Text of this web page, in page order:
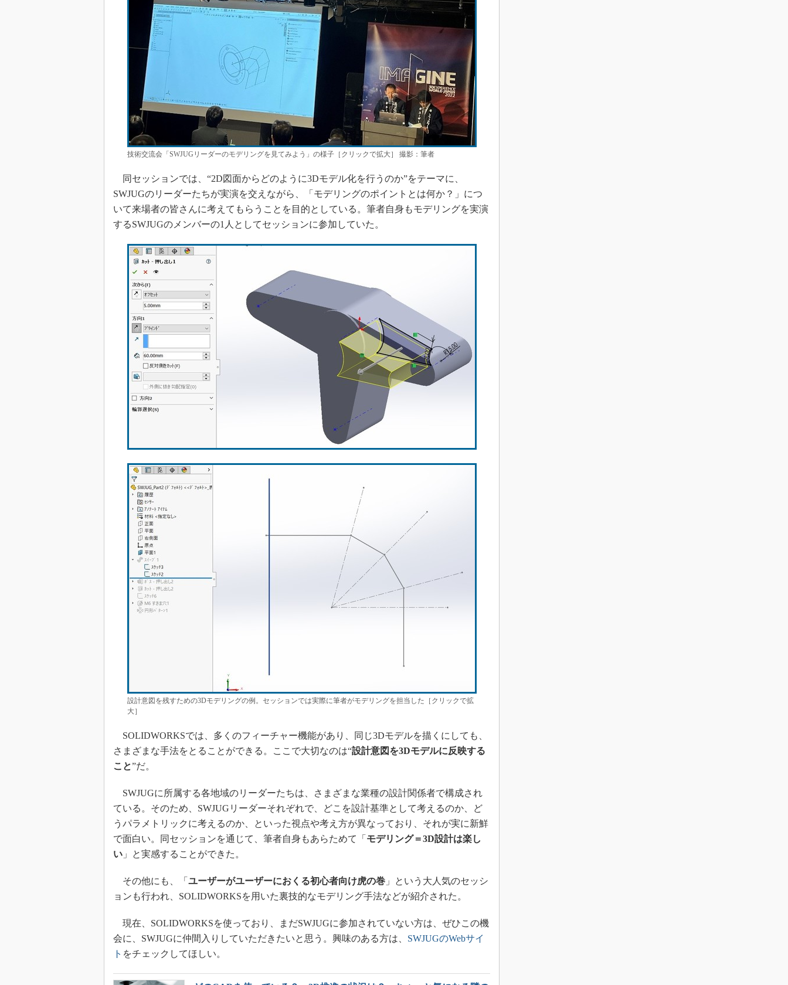
技術交流会「SWJUGリーダーのモデリングを見てみよう」の様子［クリックで拡大］ 撮影：筆者
同セッションでは、“2D図面からどのように3Dモデル化を行うのか”をテーマに、
SWJUGのリーダーたちが実演を交えながら、「モデリングのポイントとは何か？」につ
いて来場者の皆さんに考えてもらうことを目的としている。筆者自身もモデリングを実演
するSWJUGのメンバーの1人としてセッションに参加していた。
設計意図を残すための3Dモデリングの例。セッションでは実際に筆者がモデリングを担当した［クリックで拡
大］
SOLIDWORKSでは、多くのフィーチャー機能があり、同じ3Dモデルを描くにしても、
さまざまな手法をとることができる。ここで大切なのは“設計意図を3Dモデルに反映する
こと”だ。
SWJUGに所属する各地域のリーダーたちは、さまざまな業種の設計関係者で構成され
ている。そのため、SWJUGリーダーそれぞれで、どこを設計基準として考えるのか、ど
うパラメトリックに考えるのか、といった視点や考え方が異なっており、それが実に新鮮
で面白い。同セッションを通じて、筆者自身もあらためて「 モデリング＝3D設計は楽し
い 」と実感することができた。
その他にも、「 ユーザーがユーザーにおくる初心者向け虎の巻 」という大人気のセッシ
ョンも行われ、SOLIDWORKSを用いた裏技的なモデリング手法などが紹介された。
現在、SOLIDWORKSを使っており、まだSWJUGに参加されていない方は、ぜひこの機
会に、SWJUGに仲間入りしていただきたいと思う。興味のある方は、 SWJUGのWebサイ
ト をチェックしてほしい。